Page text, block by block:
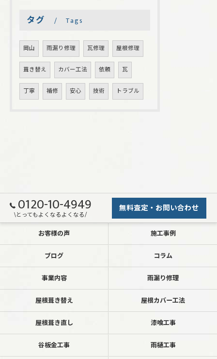
タグ Tags
岡山 雨漏り修理 瓦修理 屋根修理
葺き替え カバー工法 依頼 瓦
丁寧 補修 安心 技術 トラブル
0120-10-4949
\とってもよくなるよくなる/
無料査定・お問い合わせ
お客様の声 施工事例
ブログ コラム
事業内容 雨漏り修理
屋根葺き替え 屋根カバー工法
屋根葺き直し 漆喰工事
谷板金工事 雨樋工事